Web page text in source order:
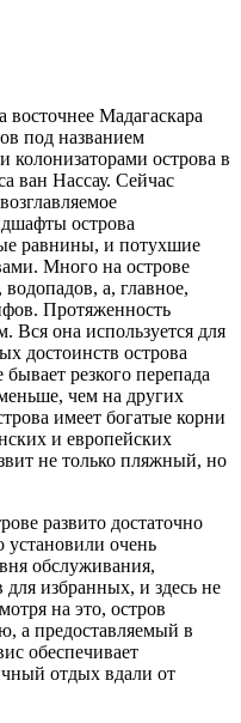
Мадагаскара
под названием
острова в
ван Нассау. Сейчас
острова
равнины, и потухшие
Много на острове
а, главное,
Протяженность
Вся она используется для
достоинств острова
резкого перепада
чем на других
имеет богатые корни
и европейских
не только пляжный, но
развито достаточно
очень
обслуживания,
избранных, и здесь не
на это, остров
а предоставляемый в
обеспечивает
отдых вдали от